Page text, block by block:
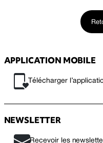
APPLICATION MOBILE
Télécharger
NEWSLETTER
Recevoir les